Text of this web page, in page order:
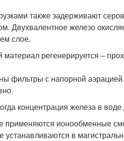
также задерживают
Двухвалентное железо
слое.
материал регенерируется –
фильтры с напорной
концентрация железа в
применяются ионообменные
устанавливаются в